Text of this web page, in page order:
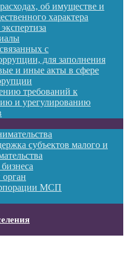
об имуществе и
характера
с
для заполнения
и иные акты в сфере
требований к
и урегулированию
субъектов малого и
МСП